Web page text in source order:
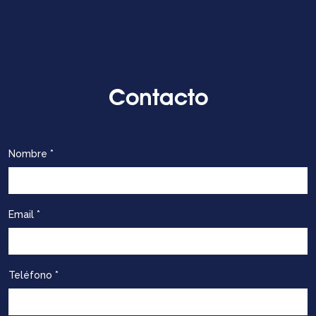
Contacto
Nombre *
Email *
Teléfono *